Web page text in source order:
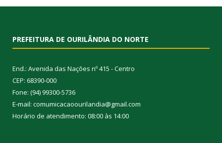
PREFEITURA DE OURILÂNDIA DO NORTE
End.: Avenida das Nações nº 415 - Centro
CEP: 68390-000
Fone: (94) 99300-5736
E-mail: comumicacaoourilandia@gmail.com
Horário de atendimento: 08:00 às 14:00